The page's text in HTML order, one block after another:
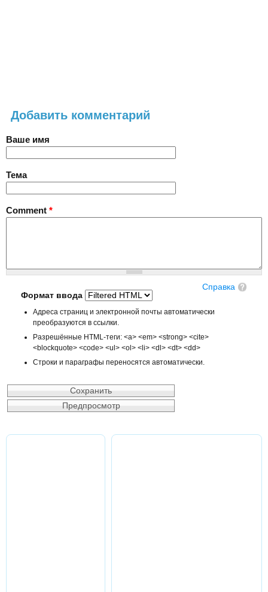
Добавить комментарий
Ваше имя
Тема
Comment *
Справка
Формат ввода
Адреса страниц и электронной почты автоматически
преобразуются в ссылки.
Разрешённые HTML-теги: <a> <em> <strong> <cite>
<blockquote> <code> <ul> <ol> <li> <dl> <dt> <dd>
Строки и параграфы переносятся автоматически.